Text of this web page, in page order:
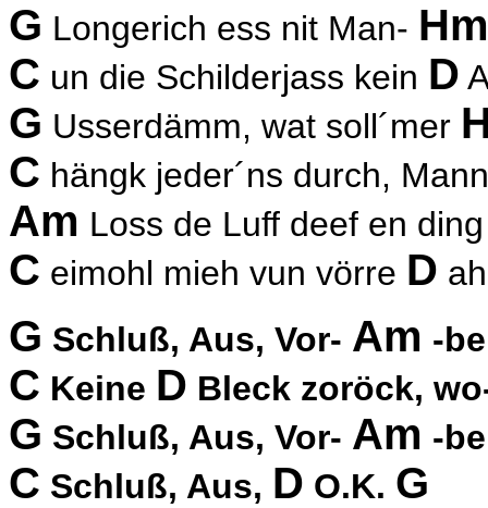
G Longerich ess nit Man- Hm
C un die Schilderjass kein D
G Usserdämm, wat soll´mer
C hängk jeder´ns durch,
Am Loss de Luff deef en
C eimohl mieh vun vörre D
G Schluß, Aus, Vor- Am -
C Keine D Bleck zoröck,
G Schluß, Aus, Vor- Am -
C Schluß, Aus, D O.K. G